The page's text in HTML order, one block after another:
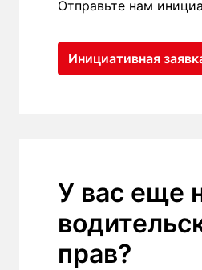
Отправьте нам
Инициативная
У вас еще
прав?